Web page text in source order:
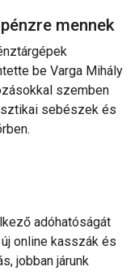
mennek
be Varga Mihály
szemben
sebészek és
adóhatóságát
online kasszák és
jobban járunk